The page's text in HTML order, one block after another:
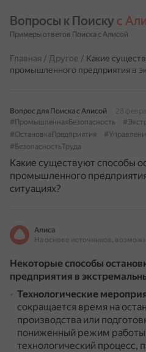
Вопросы к Поиску с
Примеры ответов Поиска с Алисой
Главная / Другое / Какие
промышленного предприятия в
Вопрос для Поиска с Алисой
28
#ПромышленнаяБезопасность
#ОстановкаПредприятия
#БезопасностьТруда
Какие существуют способы
промышленного
ситуациях?
Алиса
Некоторые способы
предприятия в
Технологические
сокращается время на
производства или
пониженный режим
технологический